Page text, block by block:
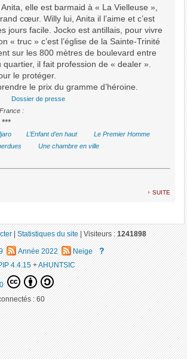
Anita, elle est barmaid à « La Vielleuse »,
cœur. Willy lui, Anita il l’aime et c’est
jours facile. Jocko est antillais, pour vivre
« truc » c’est l’église de la Sainte-Trinité
sur les 800 mètres de boulevard entre
il fait profession de « dealer ».
le protéger.
le prix du gramme d’héroine.
Dossier de presse
:
***
L’Enfant d’en haut
Le Premier Homme
Une chambre en ville
suite
|Statistiques du site|Visiteurs :1241898
Année 2022 Neige ?
4.4.15+AHUNTSIC
:60